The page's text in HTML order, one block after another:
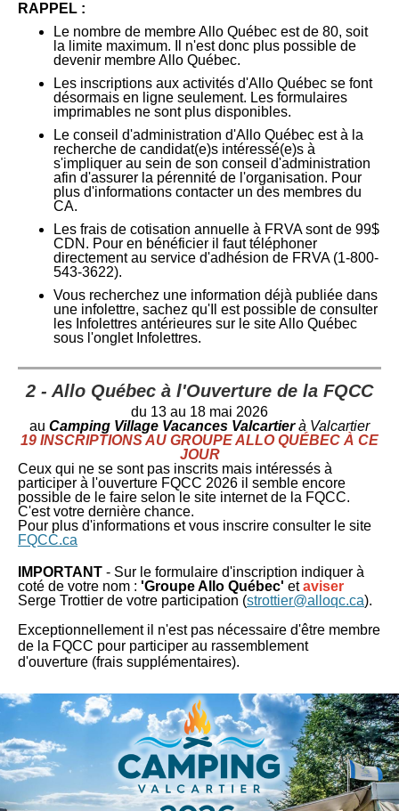
RAPPEL :
Le nombre de membre Allo Québec est de 80, soit
la limite maximum. Il n'est donc plus possible de
devenir membre Allo Québec.
Les inscriptions aux activités d'Allo Québec se font
désormais en ligne seulement. Les formulaires
imprimables ne sont plus disponibles.
Le conseil d'administration d'Allo Québec est à la
recherche de candidat(e)s intéressé(e)s à
s'impliquer au sein de son conseil d'administration
afin d'assurer la pérennité de l'organisation. Pour
plus d'informations contacter un des membres du
CA.
Les frais de cotisation annuelle à FRVA sont de 99$
CDN. Pour en bénéficier il faut téléphoner
directement au service d'adhésion de FRVA(1-800-
543-3622).
Vous recherchez une information déjà publiée dans
une infolettre, sachez qu'Il est possible de consulter
les Infolettres antérieures sur le site Allo Québec
sous l'onglet Infolettres.
2 - Allo Québec à l'Ouverture de la FQCC
du 13 au 18 mai 2026
au Camping Village Vacances Valcartierà Valcartier
19 INSCRIPTIONS AU GROUPE ALLO QUÉBEC À CE
JOUR
Ceux qui ne se sont pas inscrits mais intéressés à
participer à l'ouverture FQCC 2026 il semble encore
possible de le faire selon le site internet de la FQCC.
C'est votre dernière chance.
Pour plus d'informations et vous inscrire consulter le site
FQCC.ca
IMPORTANT - Sur le formulaire d'inscription indiquer à
coté de votre nom : 'Groupe Allo Québec' etaviser
Serge Trottier de votre participation (strottier@alloqc.ca).
Exceptionnellement il n'est pas nécessaire d'être membre
de la FQCC pour participer au rassemblement
d'ouverture (frais supplémentaires).